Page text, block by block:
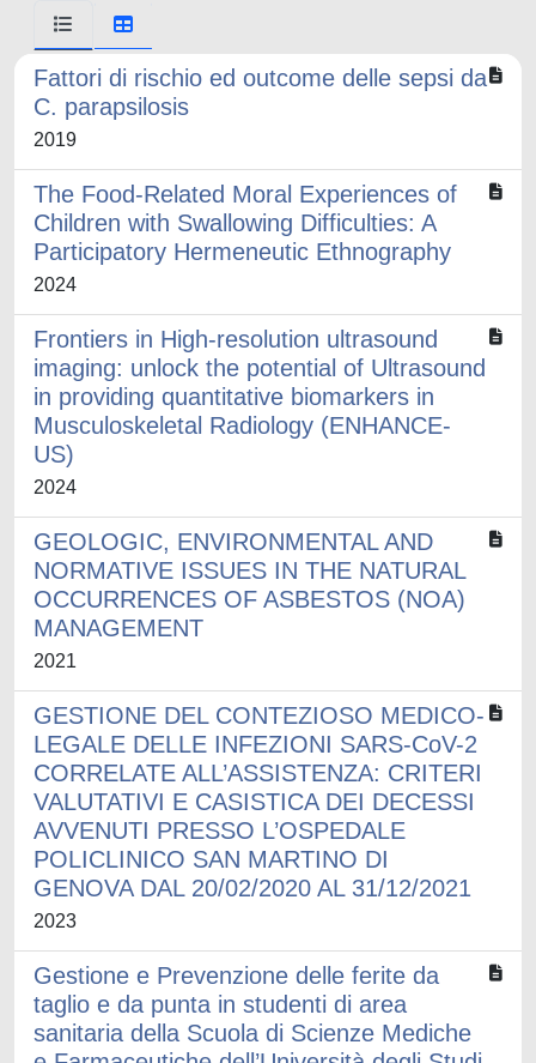
Fattori di rischio ed outcome delle sepsi da
C. parapsilosis
2019
The Food-Related Moral Experiences of
Children with Swallowing Difficulties: A
Participatory Hermeneutic Ethnography
2024
Frontiers in High-resolution ultrasound
imaging: unlock the potential of Ultrasound
in providing quantitative biomarkers in
Musculoskeletal Radiology (ENHANCE-
US)
2024
GEOLOGIC, ENVIRONMENTAL AND
NORMATIVE ISSUES IN THE NATURAL
OCCURRENCES OF ASBESTOS (NOA)
MANAGEMENT
2021
GESTIONE DEL CONTEZIOSO MEDICO-
LEGALE DELLE INFEZIONI SARS-CoV-2
CORRELATE ALL’ASSISTENZA: CRITERI
VALUTATIVI E CASISTICA DEI DECESSI
AVVENUTI PRESSO L’OSPEDALE
POLICLINICO SAN MARTINO DI
GENOVA DAL 20/02/2020 AL 31/12/2021
2023
Gestione e Prevenzione delle ferite da
taglio e da punta in studenti di area
sanitaria della Scuola di Scienze Mediche